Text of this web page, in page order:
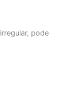
pode